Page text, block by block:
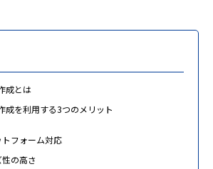
成とは
成を利用する3つのメリット
フォーム対応
の高さ